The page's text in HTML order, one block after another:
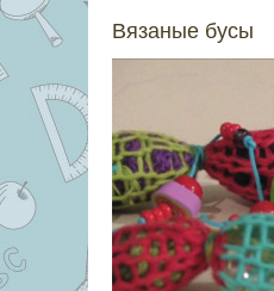
Вязаные бусы